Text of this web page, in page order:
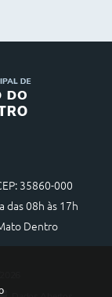
35860-000
das 08h às 17h
Dentro